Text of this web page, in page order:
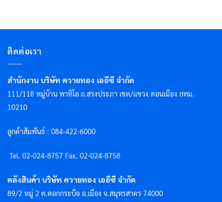
ติดต่อเรา
สำนักงาน บริษัท ควายทอง เออีซี จำกัด
111/118 หมู่บ้าน พาทิโอ ถ.สรงประภา เขต/แขวง ดอนเมือง กทม.
10210
ลูกค้าสัมพันธ์ : 084-422-6000
Tel. 02-024-8757 Fax. 02-024-8758
คลังสินค้า บริษัท ควายทอง เออีซี จำกัด
89/2 หมู่ 2 ต.คอกกระบือ อ.เมือง จ.สมุทรสาคร 74000